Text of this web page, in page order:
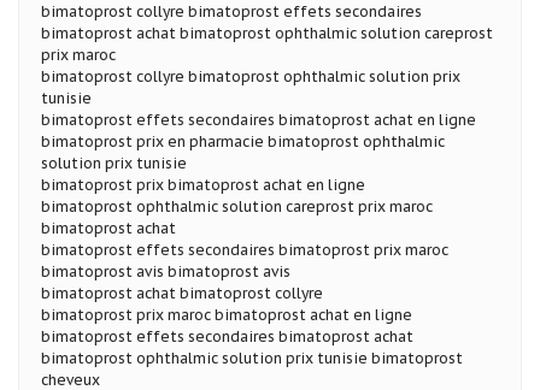
bimatoprost collyre bimatoprost effets secondaires
bimatoprost achat bimatoprost ophthalmic solution careprost
prix maroc
bimatoprost collyre bimatoprost ophthalmic solution prix
tunisie
bimatoprost effets secondaires bimatoprost achat en ligne
bimatoprost prix en pharmacie bimatoprost ophthalmic
solution prix tunisie
bimatoprost prix bimatoprost achat en ligne
bimatoprost ophthalmic solution careprost prix maroc
bimatoprost achat
bimatoprost effets secondaires bimatoprost prix maroc
bimatoprost avis bimatoprost avis
bimatoprost achat bimatoprost collyre
bimatoprost prix maroc bimatoprost achat en ligne
bimatoprost effets secondaires bimatoprost achat
bimatoprost ophthalmic solution prix tunisie bimatoprost
cheveux